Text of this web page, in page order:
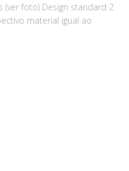
(ver foto) Design standard 2
material igual ao